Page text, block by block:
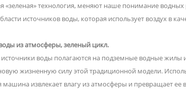
«зеленая» технология, меняют наше понимание
источников воды, которая использует воздух в
из атмосферы, зеленый цикл.
воды полагаются на подземные водные жилы
жизненную силу этой традиционной модели.
машина извлекает влагу из атмосферы и превращает